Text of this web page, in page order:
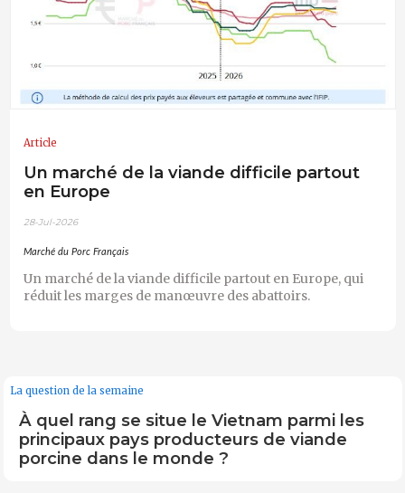
Article
Un marché de la viande difficile partout
en Europe
28-Jul-2026
Marché du Porc Français
Un marché de la viande difficile partout en Europe, qui
réduit les marges de manœuvre des abattoirs.
La question de la semaine
À quel rang se situe le Vietnam parmi les
principaux pays producteurs de viande
porcine dans le monde ?